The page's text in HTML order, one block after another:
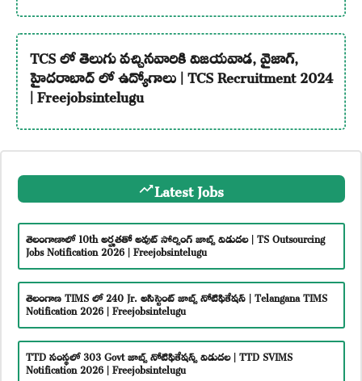
TCS లో తెలుగు వచ్చినవారికి విజయవాడ, వైజాగ్,
హైదరాబాద్ లో ఉద్యోగాలు | TCS Recruitment 2024
| Freejobsintelugu
Latest Jobs
తెలంగాణాలో 10th అర్హతతో అవుట్ సోర్సింగ్ జాబ్స్ విడుదల | TS Outsourcing
Jobs Notification 2026 | Freejobsintelugu
తెలంగాణ TIMS లో 240 Jr. అసిస్టెంట్ జాబ్స్ నోటిఫికేషన్ | Telangana TIMS
Notification 2026 | Freejobsintelugu
TTD సంస్థలో 303 Govt జాబ్స్ నోటిఫికేషన్స్ విడుదల | TTD SVIMS
Notification 2026 | Freejobsintelugu